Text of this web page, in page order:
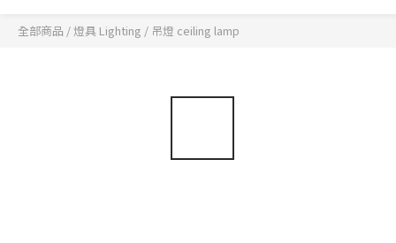
全部商品 /燈具 Lighting / 吊燈 ceiling lamp